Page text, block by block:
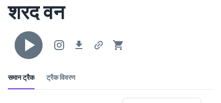
शरद वन
समान ट्रैक ट्रैक विवरण